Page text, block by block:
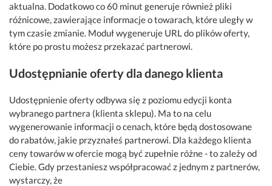
aktualna. Dodatkowo co 60 minut generuje również pliki
różnicowe, zawierające informacje o towarach, które uległy w
tym czasie zmianie. Moduł wygeneruje URL do plików oferty,
które po prostu możesz przekazać partnerowi.
Udostępnianie oferty dla danego klienta
Udostępnienie oferty odbywa się z poziomu edycji konta
wybranego partnera (klienta sklepu). Ma to na celu
wygenerowanie informacji o cenach, które będą dostosowane
do rabatów, jakie przyznałeś partnerowi. Dla każdego klienta
ceny towarów w ofercie mogą być zupełnie różne - to zależy od
Ciebie. Gdy przestaniesz współpracować z jednym z partnerów,
wystarczy, że